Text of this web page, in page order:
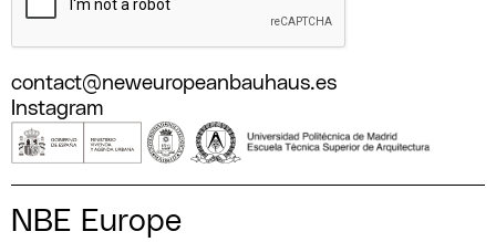
contact@neweuropeanbauhaus.es
Instagram
NBE Europe